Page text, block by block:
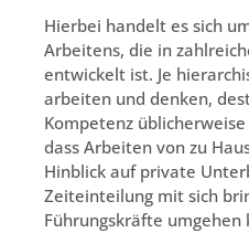
Hierbei handelt es sich
Arbeitens, die in
entwickelt ist. Je
arbeiten und denken,
Kompetenz
dass Arbeiten von zu
Hinblick auf private
Zeiteinteilung mit sich
Führungskräfte umgehen